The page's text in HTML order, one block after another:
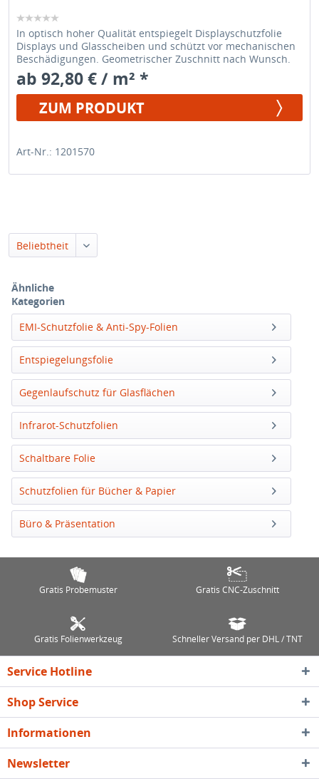
In optisch hoher Qualität entspiegelt Displayschutzfolie
Displays und Glasscheiben und schützt vor mechanischen
Beschädigungen. Geometrischer Zuschnitt nach Wunsch.
ab 92,80 € / m² *
ZUM PRODUKT
Art-Nr.: 1201570
Beliebtheit
Ähnliche
Kategorien
EMI-Schutzfolie & Anti-Spy-Folien
Entspiegelungsfolie
Gegenlaufschutz für Glasflächen
Infrarot-Schutzfolien
Schaltbare Folie
Schutzfolien für Bücher & Papier
Büro & Präsentation
Gratis Probemuster Gratis CNC-Zuschnitt
Gratis Folienwerkzeug Schneller Versand per DHL / TNT
Service Hotline
Shop Service
Informationen
Newsletter